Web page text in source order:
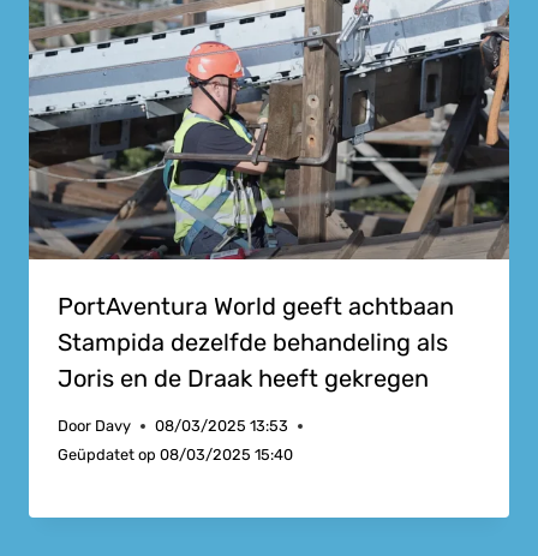
PortAventura World geeft achtbaan
Stampida dezelfde behandeling als
Joris en de Draak heeft gekregen
Door Davy
08/03/2025 13:53
Geüpdatet op 08/03/2025 15:40